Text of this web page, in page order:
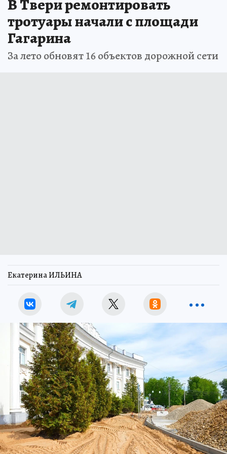
В Твери ремонтировать
тротуары начали с площади
Гагарина
За лето обновят 16 объектов дорожной сети
Екатерина ИЛЬИНА